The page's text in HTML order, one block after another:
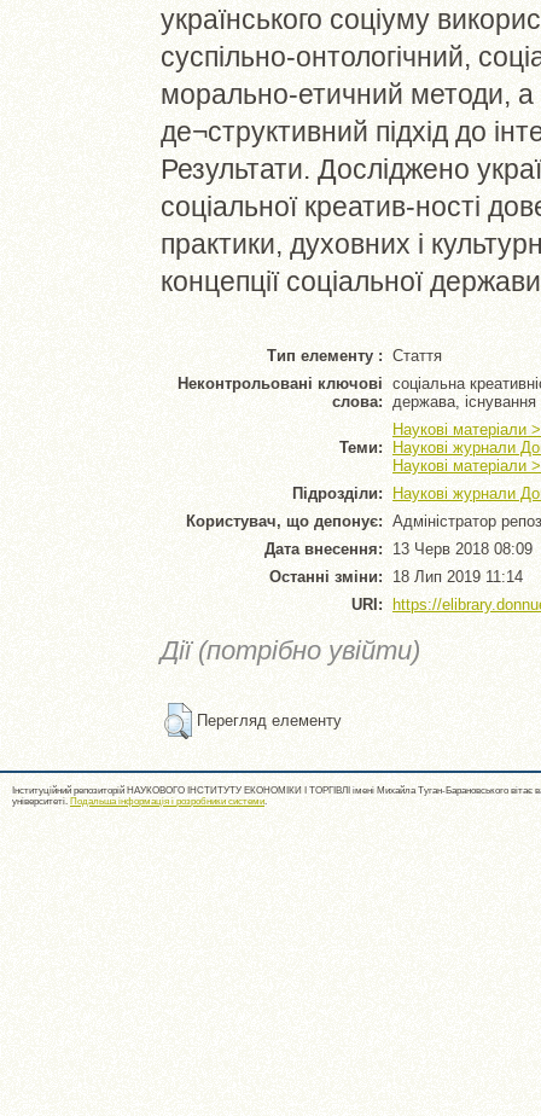
українського соціуму
суспільно-онтологічний,
морально-етичний методи, а
де¬структивний підхід до
Результати. Досліджено
соціальної креатив-ності
практики, духовних і
концепції соціальної
Тип елементу : Стаття
Неконтрольовані ключові
слова:
соціальна
держава, існування
Теми:
Наукові матеріали
Наукові журнали
Наукові матеріали
Підрозділи:
Наукові журнали
Користувач, що депонує: Адміністратор
Дата внесення: 13 Черв 2018 08:09
Останні зміни:
18 Лип 2019 11:14
URI:
https://
Дії (потрібно увійти)
Перегляд елементу
Інституційний репозиторій НАУКОВОГО ІНСТИТУТУ ЕКОНОМІКИ І ТОРГІВЛІ імені Михайла Туган-Барановського вітає
університеті. Подальша інформація і розробники системи